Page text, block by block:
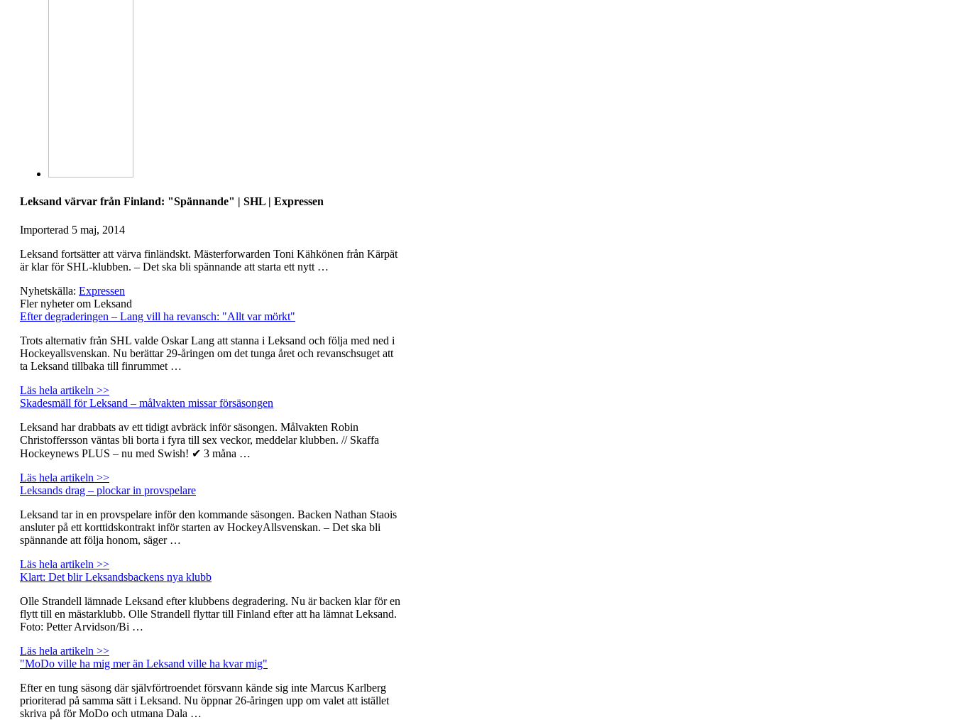
Leksand värvar från Finland: "Spännande" | SHL | Expressen
Importerad 5 maj, 2014
Leksand fortsätter att värva finländskt. Mästerforwarden Toni Kähkönen från Kärpät
är klar för SHL-klubben. – Det ska bli spännande att starta ett nytt …
Nyhetskälla: Expressen
Fler nyheter om Leksand
Efter degraderingen – Lang vill ha revansch: "Allt var mörkt"
Trots alternativ från SHL valde Oskar Lang att stanna i Leksand och följa med ned i
Hockeyallsvenskan. Nu berättar 29-åringen om det tunga året och revanschsuget att
ta Leksand tillbaka till finrummet …
Läs hela artikeln >>
Skadesmäll för Leksand – målvakten missar försäsongen
Leksand har drabbats av ett tidigt avbräck inför säsongen. Målvakten Robin
Christoffersson väntas bli borta i fyra till sex veckor, meddelar klubben. // Skaffa
Hockeynews PLUS – nu med Swish! ✔ 3 måna …
Läs hela artikeln >>
Leksands drag – plockar in provspelare
Leksand tar in en provspelare inför den kommande säsongen. Backen Nathan Staois
ansluter på ett korttidskontrakt inför starten av HockeyAllsvenskan. – Det ska bli
spännande att följa honom, säger …
Läs hela artikeln >>
Klart: Det blir Leksandsbackens nya klubb
Olle Strandell lämnade Leksand efter klubbens degradering. Nu är backen klar för en
flytt till en mästarklubb. Olle Strandell flyttar till Finland efter att ha lämnat Leksand.
Foto: Petter Arvidson/Bi …
Läs hela artikeln >>
"MoDo ville ha mig mer än Leksand ville ha kvar mig"
Efter en tung säsong där självförtroendet försvann kände sig inte Marcus Karlberg
prioriterad på samma sätt i Leksand. Nu öppnar 26-åringen upp om valet att istället
skriva på för MoDo och utmana Dala …